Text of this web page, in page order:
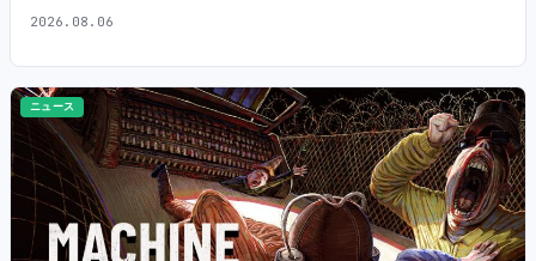
2026.08.06
ニュース